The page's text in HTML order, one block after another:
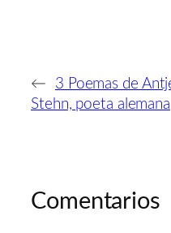
←
3 Poemas de
Stehn, poeta alemana
Comentarios